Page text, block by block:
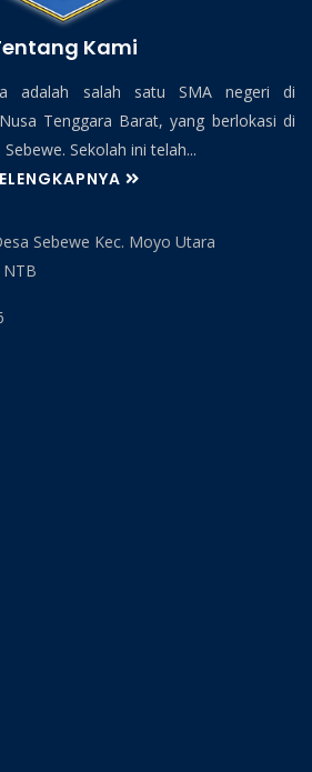
Kami
adalah salah satu SMA negeri di
Tenggara Barat, yang berlokasi di
Sekolah ini telah...
Sebewe Kec. Moyo Utara
NTB